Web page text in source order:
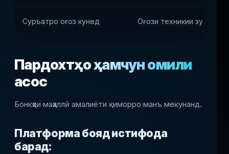
Суръатро оғоз кунед Оғози техникии зуд
Пардохтҳо ҳамчун омили
асосӣ
Бонкҳои маҳаллӣ амалиёти қиморро манъ мекунанд.
Платформа бояд истифода
барад: